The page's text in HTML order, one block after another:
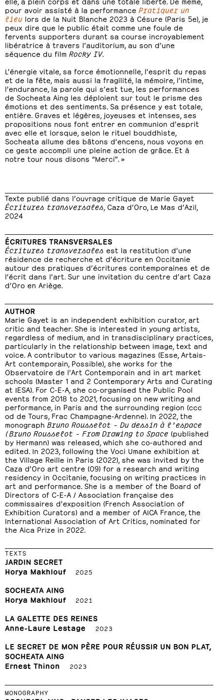
pour avoir assisté à la performance Pratiquer un
lieu lors de la Nuit Blanche 2023 à Césure (Paris 5e), je
peux dire que le public était comme une foule de
fervents supporters durant sa course incroyablement
libératrice à travers l’auditorium, au son d’une
séquence du film Rocky IV.
L’énergie vitale, sa force émotionnelle, l’esprit du repas
et de la fête, mais aussi la fragilité, la mémoire, l’intime,
l’endurance, la parole qui s’est tue, les performances
de Socheata Aing les déploient sur tout le prisme des
émotions et des sentiments. Sa présence y est totale,
entière. Graves et légères, joyeuses et intenses, ses
propositions nous font entrer en communion d’esprit
avec elle et lorsque, selon le rituel bouddhiste,
Socheata allume des bâtons d’encens, nous voyons en
ce geste accompli une pleine action de grâce. Et à
notre tour nous disons “Merci”. »
Texte publié dans l’ouvrage critique de Marie Gayet
Écritures transversales , Caza d’Oro, Le Mas d’Azil,
2024
ÉCRITURES TRANSVERSALES
Écritures transversales est la restitution d’une
résidence de recherche et d’écriture en Occitanie
autour des pratiques d’écritures contemporaines et de
l’écrit dans l’art. Sur une invitation du centre d’art Caza
d’Oro en Ariège.
AUTHOR
Marie Gayet is an independent exhibition curator, art
critic and teacher. She is interested in young artists,
regardless of medium, and in transdisciplinary practices,
particularly in the relationship between image, text and
voice. A contributor to various magazines (Esse, Artais-
Art contemporain, Possible), she works for the
Observatoire de l’Art Contemporain and in art market
schools (Master 1 and 2 Contemporary Arts and Curating
at IESA). For C-E-A, she co-organised the Public Pool
events from 2018 to 2021, focusing on new writing and
performance, in Paris and the surrounding region (ccc
od de Tours, Frac Champagne-Ardenne). In 2022, the
monograph Bruno Rousselot - Du dessin à l’espace
(Bruno Rousselot - From Drawing to Space (published
by Hermann) was released, which she co-authored and
edited. In 2023, following the Voci Umane exhibition at
the Village Reille in Paris (2022), she was invited by the
Caza d’Oro art centre (09) for a research and writing
residency in Occitanie, focusing on writing practices in
art and performance. She is a member of the Board of
Directors of C-E-A / Association française des
commissaires d’exposition (French Association of
Exhibition Curators) and a member of AICA France, the
International Association of Art Critics, nominated for
the Aica Prize in 2022.
TEXTS
JARDIN SECRET
Horya Makhlouf
2025
SOCHEATA AING
Horya Makhlouf
2021
LA GALETTE DES REINES
Anne-Laure Lestage
2023
LE SECRET DE MON PÈRE POUR RÉUSSIR UN BON PLAT,
SOCHEATA AING
Ernest Thinon
2023
MONOGRAPHY